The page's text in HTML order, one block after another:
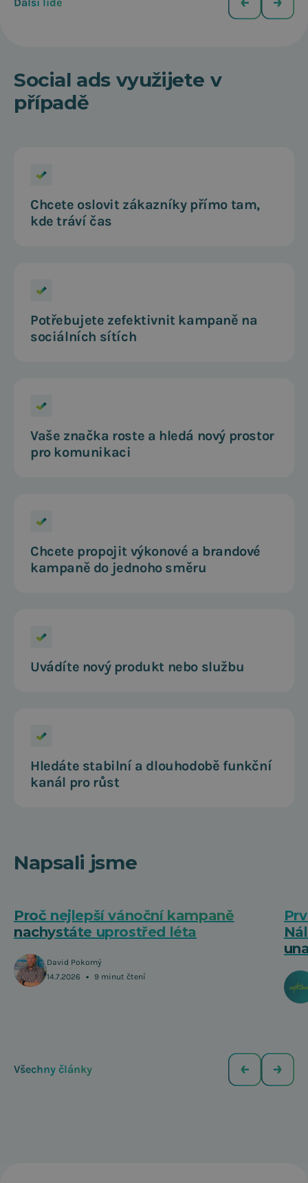
Social ads využijete v
případě
Chcete oslovit zákazníky přímo tam,
kde tráví čas
Potřebujete zefektivnit kampaně na
sociálních sítích
Vaše značka roste a hledá nový prostor
pro komunikaci
Chcete propojit výkonové a brandové
kampaně do jednoho směru
Uvádíte nový produkt nebo službu
Hledáte stabilní a dlouhodobě funkční
kanál pro růst
Napsali jsme
Proč nejlepší vánoční kampaně
nachystáte uprostřed léta
David Pokorný
14.7.2026
• 9 minut čtení
Všechny články